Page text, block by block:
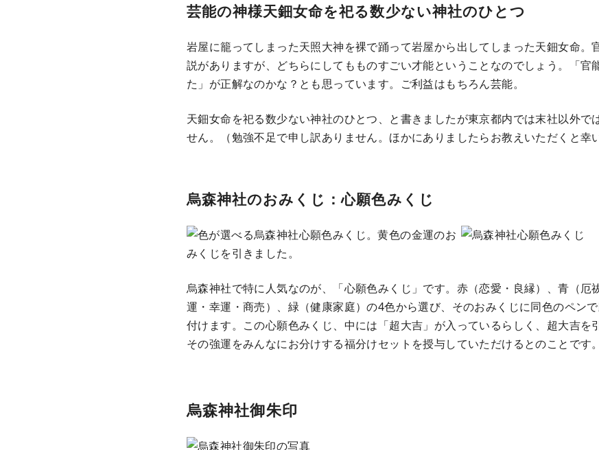
芸能の神様天鈿女命を祀る数少ない神社のひとつ
岩屋に籠ってしまった天照大神を裸で踊って岩屋から出してしまった天鈿女命。
説がありますが、どちらにしてもものすごい才能ということなのでしょう。「官
た」が正解なのかな？とも思っています。ご利益はもちろん芸能。
天鈿女命を祀る数少ない神社のひとつ、と書きましたが東京都内では末社以外で
せん。（勉強不足で申し訳ありません。ほかにありましたらお教えいただくと幸
烏森神社のおみくじ：心願色みくじ
烏森神社で特に人気なのが、「心願色みくじ」です。赤（恋愛・良縁）、青（厄
運・幸運・商売）、緑（健康家庭）の4色から選び、そのおみくじに同色のペン
付けます。この心願色みくじ、中には「超大吉」が入っているらしく、超大吉を
その強運をみんなにお分けする福分けセットを授与していただけるとのことです
烏森神社御朱印